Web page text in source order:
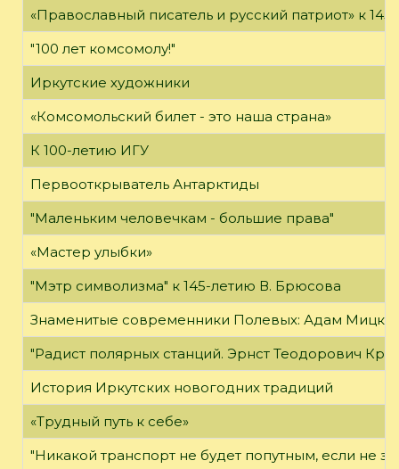
«Православный писатель и русский патриот» к
"100 лет комсомолу!"
Иркутские художники
«Комсомольский билет - это наша страна»
К 100-летию ИГУ
Первооткрыватель Антарктиды
"Маленьким человечкам - большие права"
«Мастер улыбки»
"Мэтр символизма" к 145-летию В. Брюсова
Знаменитые современники Полевых: Адам
"Радист полярных станций. Эрнст Теодорович
История Иркутских новогодних традиций
«Трудный путь к себе»
"Никакой транспорт не будет попутным, если не